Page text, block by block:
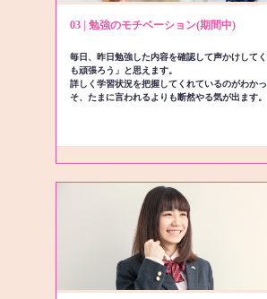
03 | 勉強のモチベーション(期間中)
毎日、昨日勉強した内容を確認して声かけして
も頑張ろう」と思えます。
詳しく学習状況を把握してくれているのがわか
そ、たまに言われるよりも断然やる気が出ます。